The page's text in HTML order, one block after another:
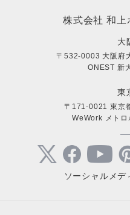
株式会社 和上
大
〒532-0003 大阪府
ONEST 新
東
〒171-0021 東京
WeWork メト
ソーシャルメデ